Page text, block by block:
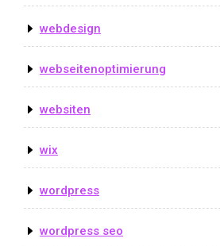
webdesign
webseitenoptimierung
websiten
wix
wordpress
wordpress seo